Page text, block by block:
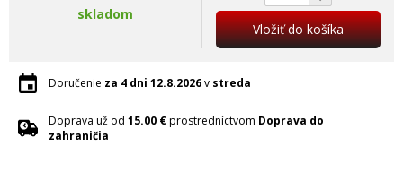
skladom
Vložiť do košíka
Doručenie za 4 dni 12.8.2026v streda
Doprava už od 15.00 €prostredníctvom Doprava do
zahraničia